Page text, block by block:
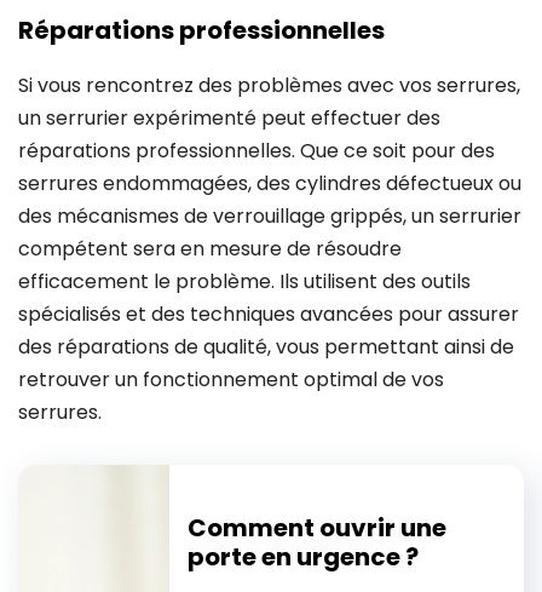
Réparations professionnelles
Si vous rencontrez des problèmes avec vos serrures,
un serrurier expérimenté peut effectuer des
réparations professionnelles. Que ce soit pour des
serrures endommagées, des cylindres défectueux ou
des mécanismes de verrouillage grippés, un serrurier
compétent sera en mesure de résoudre
efficacement le problème. Ils utilisent des outils
spécialisés et des techniques avancées pour assurer
des réparations de qualité, vous permettant ainsi de
retrouver un fonctionnement optimal de vos
serrures.
Comment ouvrir une
porte en urgence ?